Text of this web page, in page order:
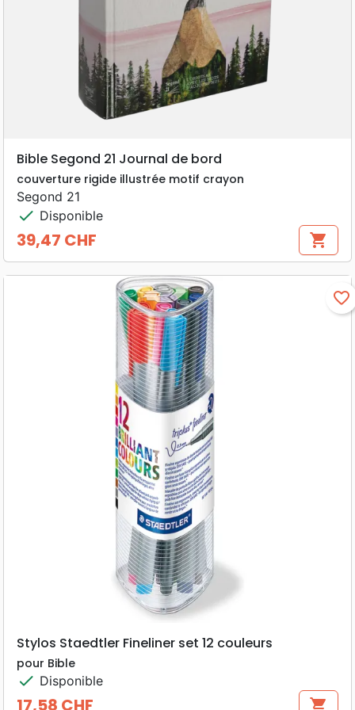
Bible Segond 21 Journal de bord
couverture rigide illustrée motif crayon
Segond 21
check Disponible
Prix
39,47 CHF shopping_cart
favorite_border
Stylos Staedtler Fineliner set 12 couleurs
pour Bible
check Disponible
17,58 CHF shopping_cart